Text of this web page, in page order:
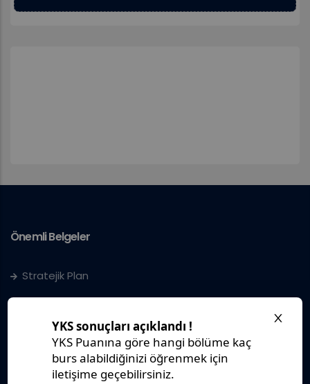
Önemli Belgeler
Stratejik Plan
Yönetmelikler
Kanunlar